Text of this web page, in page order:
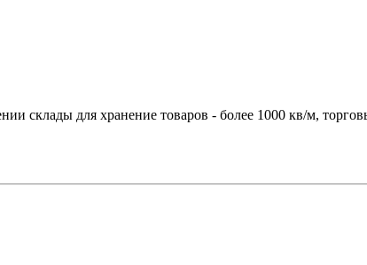
для хранение товаров - более 1000 кв/м,